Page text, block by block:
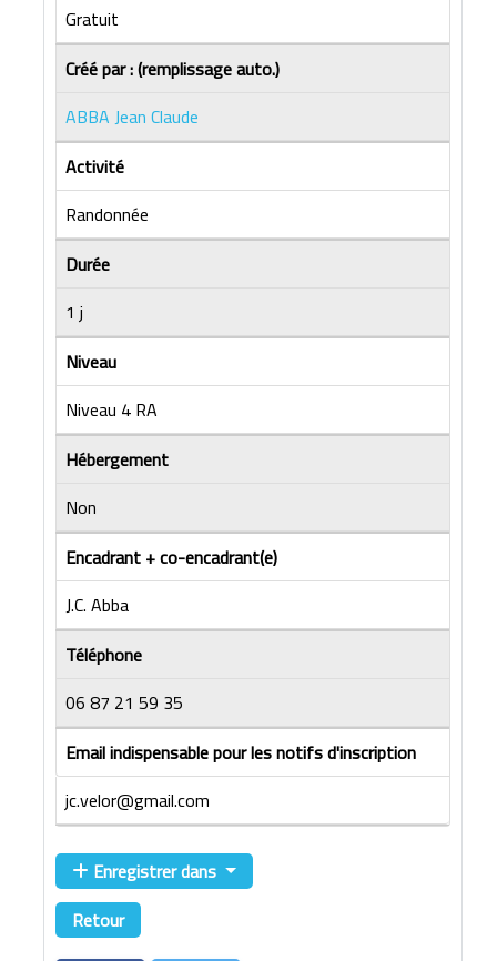
Gratuit
Créé par : (remplissage auto.)
ABBA Jean Claude
Activité
Randonnée
Durée
1 j
Niveau
Niveau 4 RA
Hébergement
Non
Encadrant + co-encadrant(e)
J.C. Abba
Téléphone
06 87 21 59 35
Email indispensable pour les notifs d'inscription
jc.velor@gmail.com
Enregistrer dans
Retour